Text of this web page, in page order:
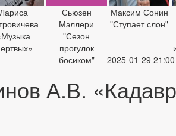
Лариса
Сьюзен
Мэллери
"Сезон
прогулок
босиком"
Максим Сонин
"Ступает слон"
2025-01-29 21:00
А.В.